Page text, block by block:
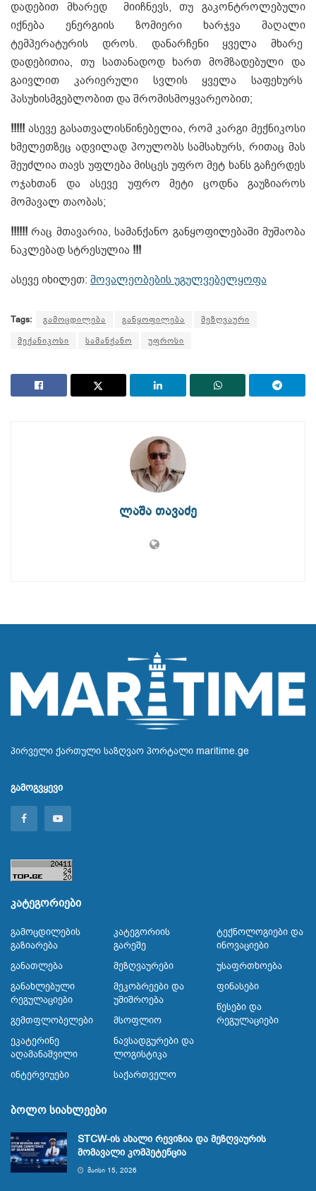
დადებით მხარედ მიიჩნევს, თუ გაკონტროლებული
იქნება ენერგიის ზომიერი ხარჯვა მაღალი
ტემპერატურის დროს. დანარჩენი ყველა მხარე
დადებითია, თუ სათანადოდ ხართ მომზადებული და
გაივლით კარიერული სვლის ყველა საფეხურს
პასუხისმგებლობით და შრომისმოყვარეობით;
!!!!! ასევე გასათვალისწინებელია, რომ კარგი მექნიკოსი
ხმელეთზეც ადვილად პოულობს სამსახურს, რითაც მას
შეუძლია თავს უფლება მისცეს უფრო მეტ ხანს გაჩერდეს
ოჯახთან და ასევე უფრო მეტი ცოდნა გაუზიაროს
მომავალ თაობას;
!!!!!! რაც მთავარია, სამანქანო განყოფილებაში მუშაობა
ნაკლებად სტრესულია !!!
ასევე იხილეთ: მოვალეობების უგულვებელყოფა
Tags: გამოცდილება განყოფილება
მეზღვაური
მექანიკოსი
სამანქანო უფროსი
ლაშა თავაძე
პირველი ქართული საზღვაო პორტალი maritime.ge
გამოგვყევი
კატეგორიები
Გამოცდილების
Გაზიარება
Განათლება
Განახლებული
Რეგულაციები
Გემთფლობელები
Ეკატერინე
Აღამანაშვილი
Ინტერვიუები
Კატეგორიის
Გარეშე
Მეზღვაურები
Მეკობრეები Და
Უშიშროება
Მსოფლიო
Ნავსადგურები Და
Ლოგისტიკა
Საქართველო
Ტექნოლოგიები Და
Ინოვაციები
Უსაფრთხოება
Ფინასები
Წესები Და
Რეგულაციები
ბოლო სიახლეები
STCW-ის ახალი რევიზია და მეზღვაურის
მომავალი კომპეტენცია
ᲛᲐᲘᲡᲘ 15, 2026